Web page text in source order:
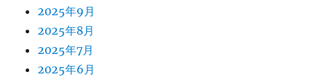
2025年9月
2025年8月
2025年7月
2025年6月